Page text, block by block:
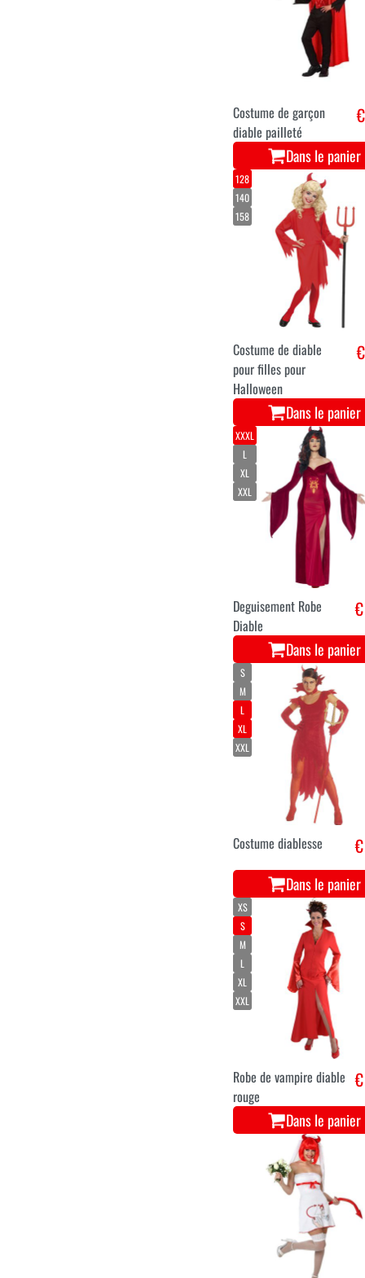
Costume de garçon
diable pailleté
Dans le panier
128
140
158
Costume de diable
pour filles pour
Halloween
Dans le panier
XXXL
L
XL
XXL
Deguisement Robe
Diable
Dans le panier
S
M
L
XL
XXL
Costume diablesse
Dans le panier
XS
S
M
L
XL
XXL
Robe de vampire diable
rouge
Dans le panier